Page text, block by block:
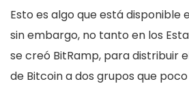
Esto es algo que está disponible
sin embargo, no tanto en los
se creó BitRamp, para distribuir
de Bitcoin a dos grupos que